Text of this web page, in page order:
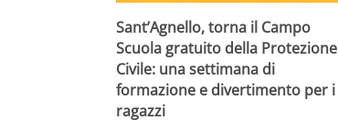
Sant’Agnello, torna il Campo
Scuola gratuito della Protezione
Civile: una settimana di
formazione e divertimento per i
ragazzi